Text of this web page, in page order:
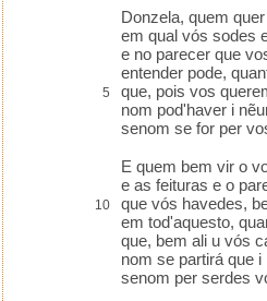
Donzela, quem
em qual vós sodes
e no parecer que
entender pode,
5
que, pois vos
nom pod'haver i
senom se for per
E quem bem vir o
e as feituras e o
10
que vós havedes,
em tod'aquesto,
que, bem ali u vós
nom se partirá que
senom per serdes